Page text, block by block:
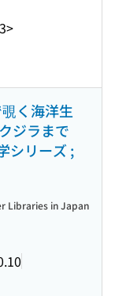
く海洋生
ジラまで
シリーズ ;
Libraries in Japan